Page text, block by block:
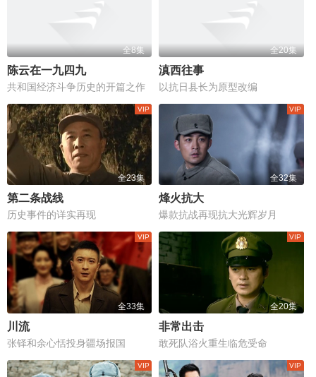
全8集
陈云在一九四九
共和国经济斗争历史的开篇之作
全20集
滇西往事
以抗日县长为原型改编
全23集
第二条战线
历史事件的详实再现
全32集
烽火抗大
爆款抗战再现抗大光辉岁月
全33集
川流
张铎和余心恬投身疆场报国
全20集
非常出击
敢死队浴火重生临危受命